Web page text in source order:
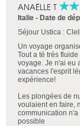
ANAËLLE T
Italie - Date de
Séjour Ustica :
Un voyage
Tout a té très
voyage. Je n'ai eu
vacances l'esprit
expérience!
Les plongées de
voulaient en faire,
communication
possible